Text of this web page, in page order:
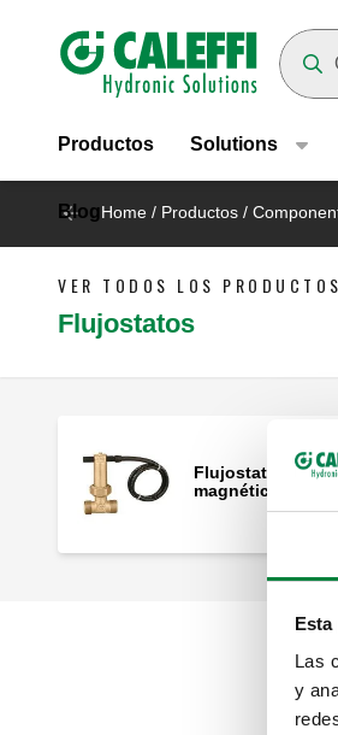
Las
y
Header main
Productos Solutions
BlogHome / Productos /
VER TODOS LOS
Flujostatos
Flujostato con
magnético.